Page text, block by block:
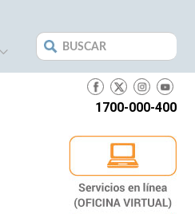
Search
for:
1700-000-400